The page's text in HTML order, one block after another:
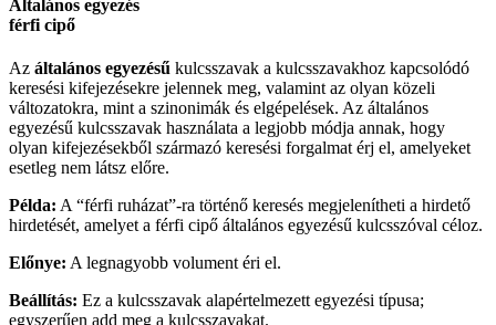
Általános egyezés
férfi cipő
Az általános egyezésű kulcsszavak a kulcsszavakhoz kapcsolódó
keresési kifejezésekre jelennek meg, valamint az olyan közeli
változatokra, mint a szinonimák és elgépelések. Az általános
egyezésű kulcsszavak használata a legjobb módja annak, hogy
olyan kifejezésekből származó keresési forgalmat érj el, amelyeket
esetleg nem látsz előre.
Példa: A “férfi ruházat”-ra történő keresés megjelenítheti a hirdető
hirdetését, amelyet a férfi cipő általános egyezésű kulcsszóval céloz.
Előnye: A legnagyobb volument éri el.
Beállítás: Ez a kulcsszavak alapértelmezett egyezési típusa;
egyszerűen add meg a kulcsszavakat.